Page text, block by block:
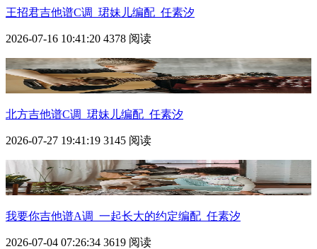
王招君吉他谱C调_珺妹儿编配_任素汐
2026-07-16 10:41:20 4378 阅读
北方吉他谱C调_珺妹儿编配_任素汐
2026-07-27 19:41:19 3145 阅读
我要你吉他谱A调_一起长大的约定编配_任素汐
2026-07-04 07:26:34 3619 阅读